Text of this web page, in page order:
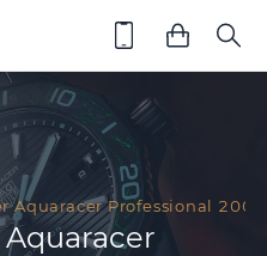
Aquaracer Professional 200
Aquaracer